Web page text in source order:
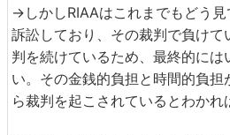
→しかしRIAAはこれまでもどう
訴訟しており、その裁判で負け
判を続けているため、最終的には
い。その金銭的負担と時間的負
ら裁判を起こされているとわかれ